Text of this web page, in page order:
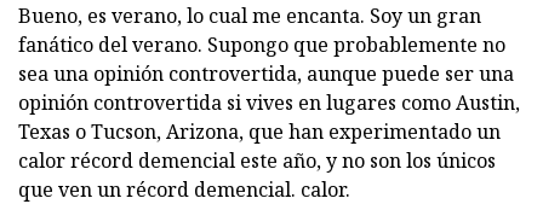
Bueno, es verano, lo cual me encanta. Soy un gran
fanático del verano. Supongo que probablemente no
sea una opinión controvertida, aunque puede ser una
opinión controvertida si vives en lugares como Austin,
Texas o Tucson, Arizona, que han experimentado un
calor récord demencial este año, y no son los únicos
que ven un récord demencial. calor.